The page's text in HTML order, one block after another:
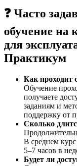
❓ Часто
обучение на
для
Практикум
Как проходит
Обучение
получаете
заданиям и
поддержку от
Сколько
В среднем курс
5–7 часов в
Будет ли